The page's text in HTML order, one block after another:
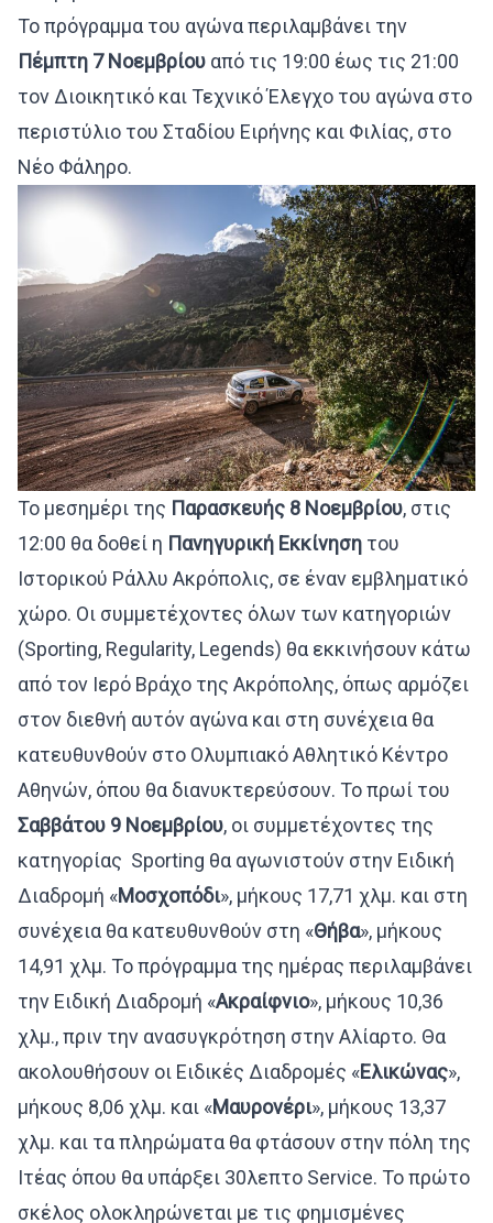
Το πρόγραμμα του αγώνα περιλαμβάνει την
Πέμπτη 7 Νοεμβρίου από τις 19:00 έως τις 21:00
τον Διοικητικό και Τεχνικό Έλεγχο του αγώνα στο
περιστύλιο του Σταδίου Ειρήνης και Φιλίας, στο
Νέο Φάληρο.
Το μεσημέρι της Παρασκευής 8 Νοεμβρίου, στις
12:00 θα δοθεί η Πανηγυρική Εκκίνηση του
Ιστορικού Ράλλυ Ακρόπολις, σε έναν εμβληματικό
χώρο. Οι συμμετέχοντες όλων των κατηγοριών
(Sporting, Regularity, Legends) θα εκκινήσουν κάτω
από τον Ιερό Βράχο της Ακρόπολης, όπως αρμόζει
στον διεθνή αυτόν αγώνα και στη συνέχεια θα
κατευθυνθούν στο Ολυμπιακό Αθλητικό Κέντρο
Αθηνών, όπου θα διανυκτερεύσουν. Το πρωί του
Σαββάτου 9 Νοεμβρίου, οι συμμετέχοντες της
κατηγορίας Sporting θα αγωνιστούν στην Ειδική
Διαδρομή «Μοσχοπόδι», μήκους 17,71 χλμ. και στη
συνέχεια θα κατευθυνθούν στη «Θήβα», μήκους
14,91 χλμ. Το πρόγραμμα της ημέρας περιλαμβάνει
την Ειδική Διαδρομή «Ακραίφνιο», μήκους 10,36
χλμ., πριν την ανασυγκρότηση στην Αλίαρτο. Θα
ακολουθήσουν οι Ειδικές Διαδρομές «Ελικώνας»,
μήκους 8,06 χλμ. και «Μαυρονέρι», μήκους 13,37
χλμ. και τα πληρώματα θα φτάσουν στην πόλη της
Ιτέας όπου θα υπάρξει 30λεπτο Service. Το πρώτο
σκέλος ολοκληρώνεται με τις φημισμένες